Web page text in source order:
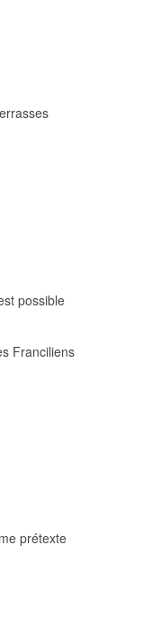
possible
Franciliens
prétexte